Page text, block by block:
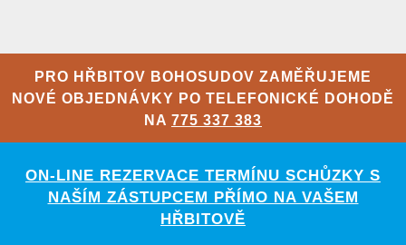
PRO HŘBITOV BOHOSUDOV ZAMĚŘUJEME
NOVÉ OBJEDNÁVKY PO TELEFONICKÉ DOHODĚ
NA 775 337 383
ON-LINE REZERVACE TERMÍNU SCHŮZKY S
NAŠÍM ZÁSTUPCEM PŘÍMO NA VAŠEM
HŘBITOVĚ